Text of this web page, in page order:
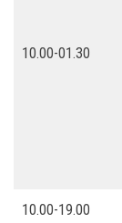
10.00-01.30
10.00-19.00